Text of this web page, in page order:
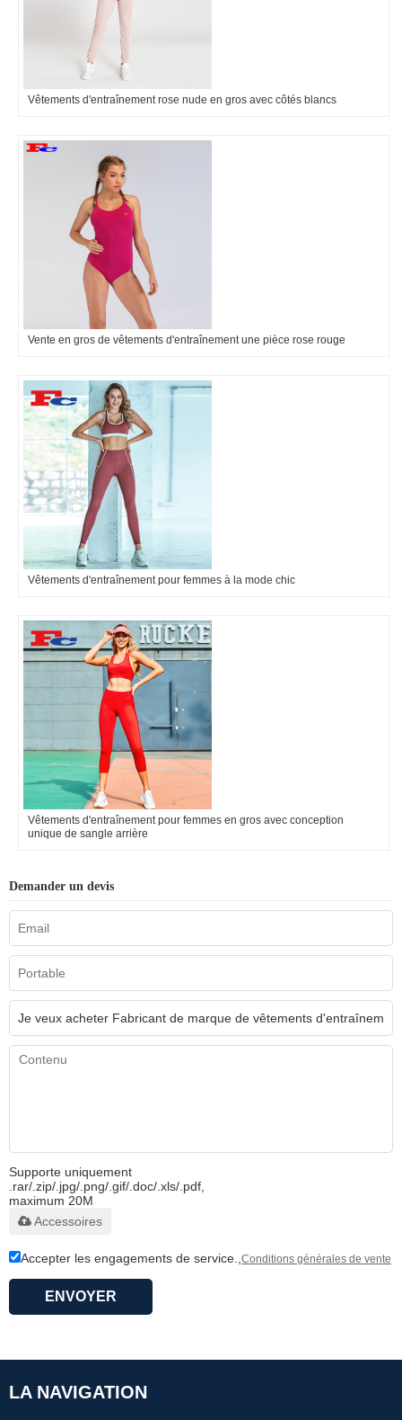
Vêtements d'entraînement rose nude en gros avec côtés blancs
Vente en gros de vêtements d'entraînement une pièce rose rouge
Vêtements d'entraînement pour femmes à la mode chic
Vêtements d'entraînement pour femmes en gros avec conception
unique de sangle arrière
Demander un devis
Supporte uniquement
.rar/.zip/.jpg/.png/.gif/.doc/.xls/.pdf,
maximum 20M
Accessoires
Accepter les engagements de service., Conditions générales de vente
ENVOYER
LA NAVIGATION